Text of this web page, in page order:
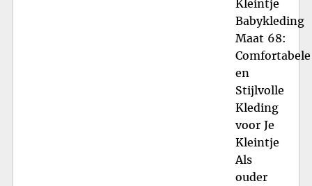
Kleintje
Babykleding
Maat 68:
Comfortabele
en
Stijlvolle
Kleding
voor Je
Kleintje
Als
ouder